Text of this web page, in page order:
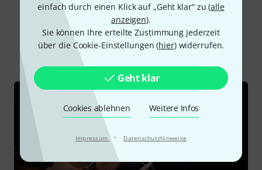
einfach durch einen Klick auf „Geht klar“ zu (alle
anzeigen).
Sie können Ihre erteilte Zustimmung jederzeit
über die Cookie-Einstellungen (hier) widerrufen.
Geht klar
Cookies ablehnen Weitere Infos
Impressum · Datenschutzhinweise
Schon gewusst?
Ratgeber